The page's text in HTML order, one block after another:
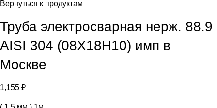
Вернуться к продуктам
Труба электросварная нерж. 88.9
AISI 304 (08Х18Н10) имп в
Москве
1,155 ₽